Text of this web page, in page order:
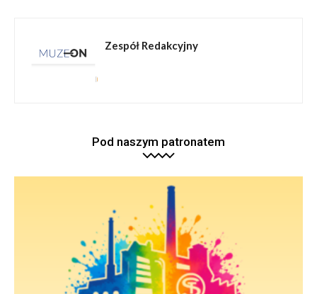
Zespół Redakcyjny
Pod naszym patronatem